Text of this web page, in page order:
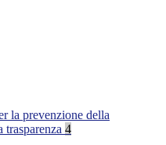
la prevenzione della
trasparenza 4